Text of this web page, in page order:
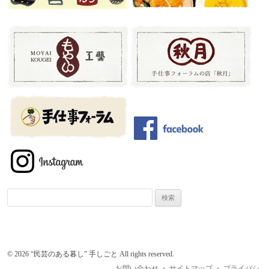
索:
© 2026 “民芸のある暮し” 手しごと All rights reserved.